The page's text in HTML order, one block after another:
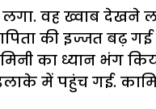
वह ख्वाब देखने
की इज्जत बढ़
का ध्यान भंग
में पहुंच गई.